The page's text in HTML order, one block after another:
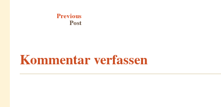
Previous
Post
Kommentar verfassen